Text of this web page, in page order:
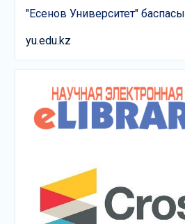
"Есенов Университет" баспасы
yu.edu.kz